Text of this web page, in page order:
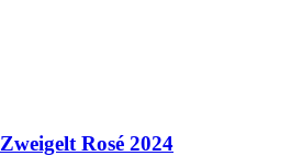
Rosé 2024